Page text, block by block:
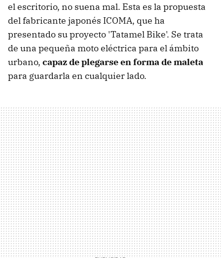
el escritorio, no suena mal. Esta es la propuesta
del fabricante japonés ICOMA, que ha
presentado su proyecto 'Tatamel Bike'. Se trata
de una pequeña moto eléctrica para el ámbito
urbano, capaz de plegarse en forma de maleta
para guardarla en cualquier lado.